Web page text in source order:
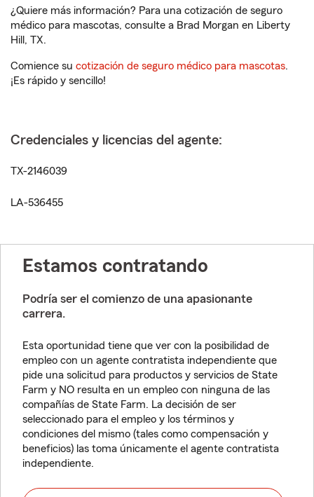
¿Quiere más información? Para una cotización de seguro
médico para mascotas, consulte a Brad Morgan en Liberty
Hill, TX.
Comience su cotización de seguro médico para mascotas.
¡Es rápido y sencillo!
Credenciales y licencias del agente:
TX-2146039
LA-536455
Estamos contratando
Podría ser el comienzo de una apasionante
carrera.
Esta oportunidad tiene que ver con la posibilidad de
empleo con un agente contratista independiente que
pide una solicitud para productos y servicios de State
Farm y NO resulta en un empleo con ninguna de las
compañías de State Farm. La decisión de ser
seleccionado para el empleo y los términos y
condiciones del mismo (tales como compensación y
beneficios) las toma únicamente el agente contratista
independiente.